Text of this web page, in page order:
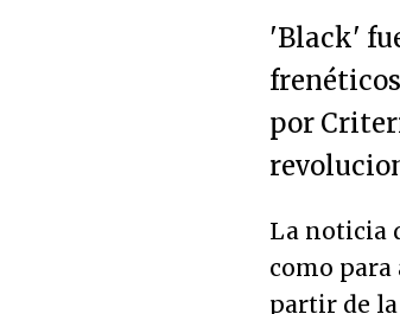
'Black'
por
La noticia
como
partir de la